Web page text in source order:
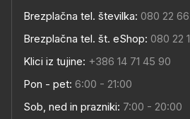
Brezplačna tel. številka: 080 22 66
Brezplačna tel. št. eShop: 080 22
Klici iz tujine: +386 14 71 45 90
Pon - pet: 6:00 - 21:00
Sob, ned in prazniki: 7:00 - 20:00